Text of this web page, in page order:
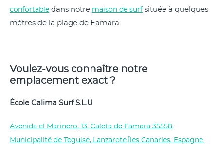
confortable dans notre maison de surf située à quelques
mètres de la plage de Famara.
Voulez-vous connaître notre
emplacement exact ?
Êcole Calima Surf S.L.U
Avenida el Marinero, 13, Caleta de Famara 35558,
Municipalité de Teguise, Lanzarote,Îles Canaries, Espagne.